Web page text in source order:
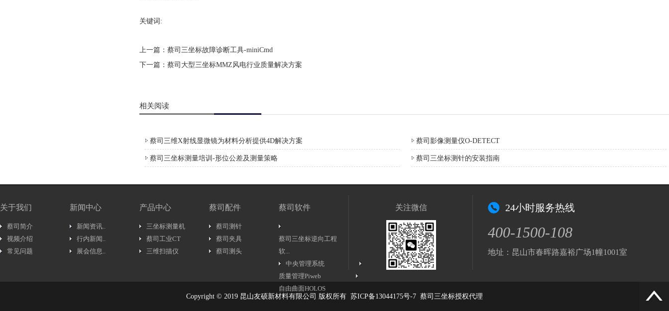
关键词:
上一篇： 蔡司三坐标故障诊断工具-miniCmd
下一篇： 蔡司大型三坐标MMZ风电行业质量解决方案
相关阅读
蔡司三维X射线显微镜为材料分析提供4D解决方案 蔡司影像测量仪O-DETECT
蔡司三坐标测量培训-形位公差及测量策略 蔡司三坐标测针的安装指南
关于我们
蔡司简介
视频介绍
常见问题
新闻中心
新闻资讯..
行内新闻..
展会信息..
产品中心
三坐标测量机
蔡司工业CT
三维扫描仪
蔡司配件
蔡司测针
蔡司夹具
蔡司测头
蔡司软件
蔡司三坐标逆向工程
软...
中央管理系统
质量管理Piweb
自由曲面HOLOS
关注微信 24小时服务热线
400-1500-108
地址：昆山市春晖路嘉裕广场1幢1001室
Copyright © 2019 昆山友硕新材料有限公司 版权所有 苏ICP备13044175号-7 蔡司三坐标授权代理